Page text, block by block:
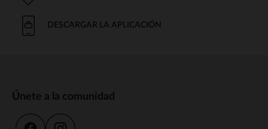
DESCARGAR LA APLICACIÓN
Únete a la comunidad